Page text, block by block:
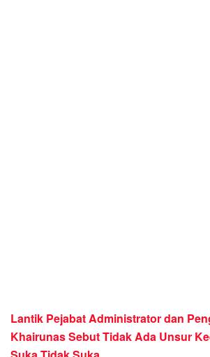
Lantik Pejabat Administrator dan
Khairunas Sebut Tidak Ada Unsur